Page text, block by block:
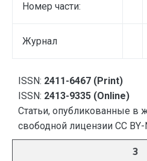
Номер части:
Журнал
ISSN: 2411-6467 (Print)
ISSN: 2413-9335 (Online)
Статьи, опубликованные в
свободной лицензии CC BY-
3